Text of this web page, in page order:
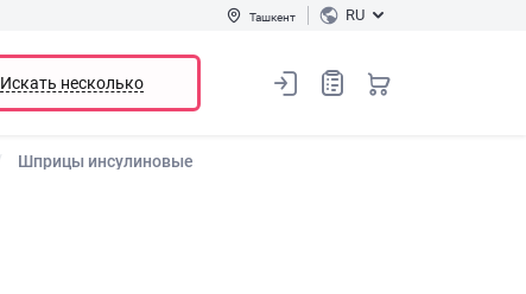
Ташкент RU
Искать несколько
Шприцы инсулиновые